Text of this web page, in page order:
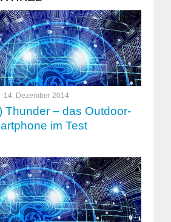
14. Dezember 2014
Thunder – das Outdoor-
im Test